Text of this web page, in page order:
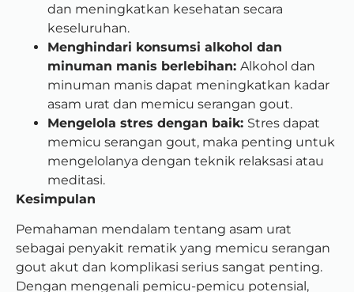
dan meningkatkan kesehatan secara
keseluruhan.
Menghindari konsumsi alkohol dan
minuman manis berlebihan: Alkohol dan
minuman manis dapat meningkatkan kadar
asam urat dan memicu serangan gout.
Mengelola stres dengan baik: Stres dapat
memicu serangan gout, maka penting untuk
mengelolanya dengan teknik relaksasi atau
meditasi.
Kesimpulan
Pemahaman mendalam tentang asam urat
sebagai penyakit rematik yang memicu serangan
gout akut dan komplikasi serius sangat penting.
Dengan mengenali pemicu-pemicu potensial,